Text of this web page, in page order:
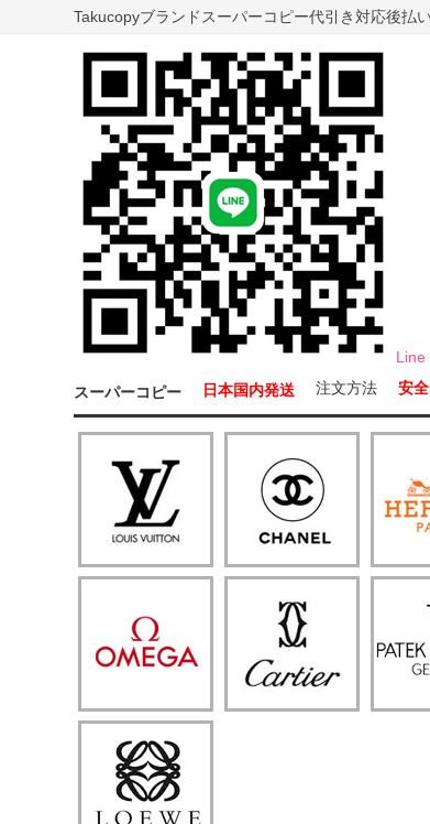
Takucopyブランドスーパーコピー代引き対応後払
Line
スーパーコピー 日本国内発送 注文方法 安